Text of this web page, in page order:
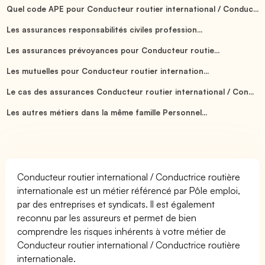
Quel code APE pour Conducteur routier international / Conduc...
Les assurances responsabilités civiles profession...
Les assurances prévoyances pour Conducteur routie...
Les mutuelles pour Conducteur routier internation...
Le cas des assurances Conducteur routier international / Con...
Les autres métiers dans la même famille Personnel...
Conducteur routier international / Conductrice routière
internationale est un métier référencé par Pôle emploi,
par des entreprises et syndicats. Il est également
reconnu par les assureurs et permet de bien
comprendre les risques inhérents à votre métier de
Conducteur routier international / Conductrice routière
internationale.